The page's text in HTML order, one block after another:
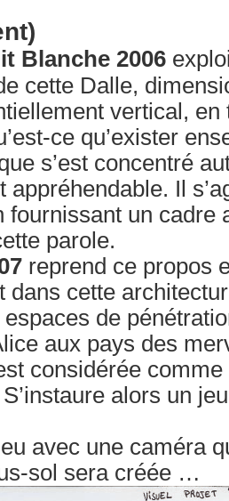
Blanche 2006
cette Dalle,
vertical, en
ce qu’exister
s’est concentré
appréhendable. Il
fournissant un cadre
parole.
reprend ce propos
dans cette
de
aux pays des
considérée
S’instaure alors un
avec une caméra
sol sera créée …